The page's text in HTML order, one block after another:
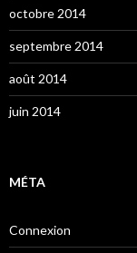
octobre 2014
septembre 2014
août 2014
juin 2014
MÉTA
Connexion